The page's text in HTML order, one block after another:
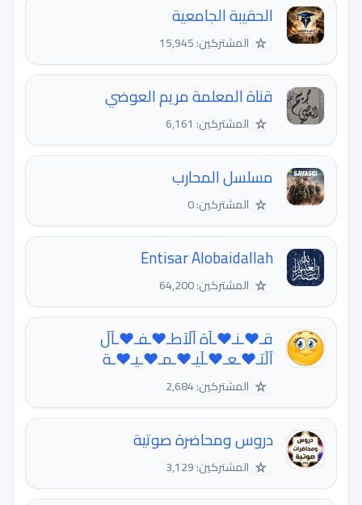
الحقيبة الجامعية
☆ المشتركين: 15,945
قناة المعلمة مريم العوضي
☆ المشتركين: 6,161
مسلسل المحارب
☆ المشتركين: 0
Entisar Alobaidallah
☆ المشتركين: 64,200
قـ♥ـنـ♥ـآة آلَآطـ♥ـفـ♥ـآلَ
آلَتـ♥ـعـ♥ـلَيـ♥ـمـ♥ـيـ♥ـة
☆ المشتركين: 2,684
دروس ومحاضرة صوتية
☆ المشتركين: 3,129